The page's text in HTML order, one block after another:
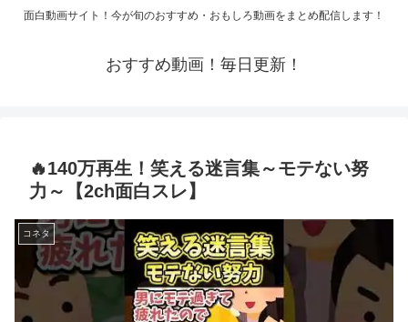
面白動画サイト！今が旬のおすすめ・おもしろ動画をまとめ配信します！
おすすめ動画！毎日更新！
🔥140万再生！笑える迷言集～モテない努
力～【2ch面白スレ】
コネタ